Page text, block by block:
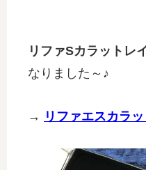
リファSカラットレ
なりました～♪
→ リファエスカラ